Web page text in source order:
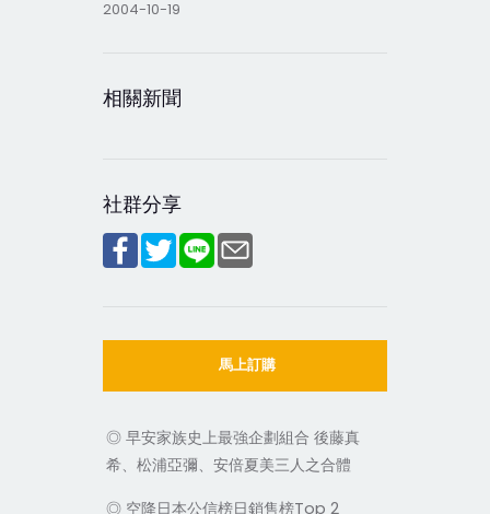
2004-10-19
相關新聞
社群分享
馬上訂購
◎ 早安家族史上最強企劃組合 後藤真
希、松浦亞彌、安倍夏美三人之合體
◎ 空降日本公信榜日銷售榜Top 2